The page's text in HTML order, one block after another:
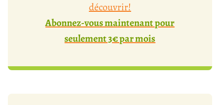
découvrir!
Abonnez-vous maintenant pour
seulement 3€ par mois